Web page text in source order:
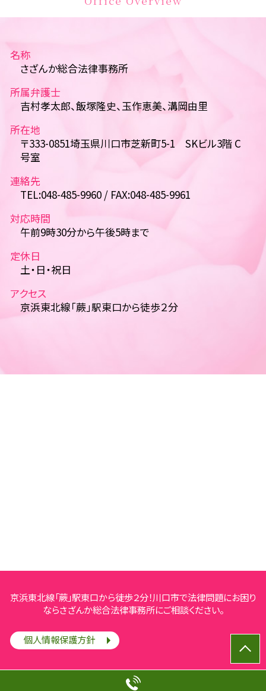
名称
さざんか総合法律事務所
所属弁護士
吉村孝太郎、飯塚隆史、玉作恵美、溝岡由里
所在地
〒333-0851埼玉県川口市芝新町5-1 SKビル3階 C
号室
連絡先
TEL:048-485-9960 / FAX:048-485-9961
対応時間
午前9時30分から午後5時まで
定休日
土・日・祝日
アクセス
京浜東北線「蕨」駅東口から徒歩２分
京浜東北線「蕨」駅東口から徒歩２分！川口市で法律問題にお困り
ならさざんか総合法律事務所にご相談ください。
個人情報保護方針